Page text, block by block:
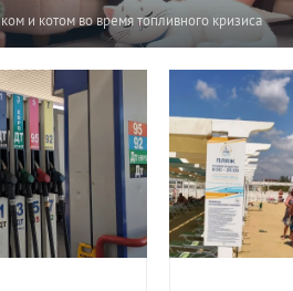
и котом во время топливного кризиса